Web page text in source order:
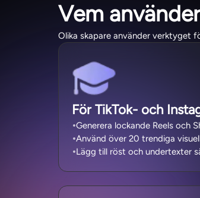
Vem
Olika skapare använder verktyget
För TikTok- och
Generera lockande Reels och
Använd över 20 trendiga
Lägg till röst och undertexter